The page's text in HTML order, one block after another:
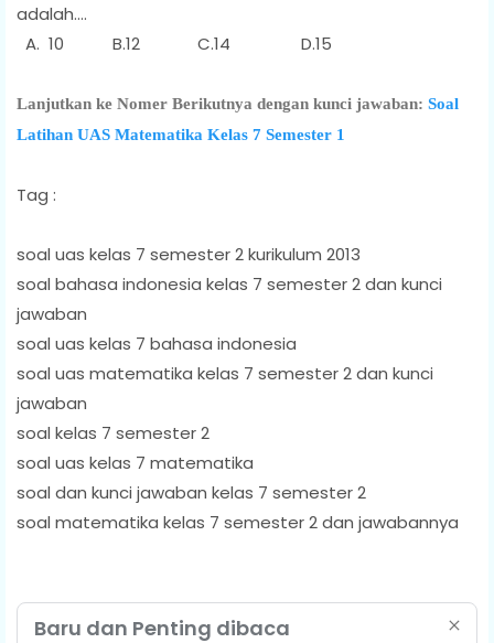
adalah....
A. 10 B.12 C.14 D.15
Lanjutkan ke Nomer Berikutnya dengan kunci jawaban: Soal
Latihan UAS Matematika Kelas 7 Semester 1
Tag :
soal uas kelas 7 semester 2 kurikulum 2013
soal bahasa indonesia kelas 7 semester 2 dan kunci
jawaban
soal uas kelas 7 bahasa indonesia
soal uas matematika kelas 7 semester 2 dan kunci
jawaban
soal kelas 7 semester 2
soal uas kelas 7 matematika
soal dan kunci jawaban kelas 7 semester 2
soal matematika kelas 7 semester 2 dan jawabannya
Baru dan Penting dibaca